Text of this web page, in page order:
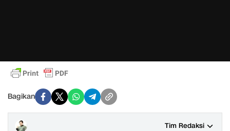
Bagikan
Tim Redaksi